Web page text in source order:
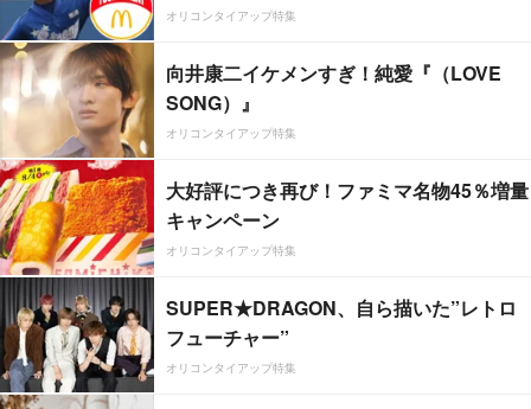
オリコンタイアップ特集
向井康二イケメンすぎ！純愛『（LOVE
SONG）』
オリコンタイアップ特集
大好評につき再び！ファミマ名物45％増量
キャンペーン
オリコンタイアップ特集
SUPER★DRAGON、自ら描いた”レトロ
フューチャー”
オリコンタイアップ特集